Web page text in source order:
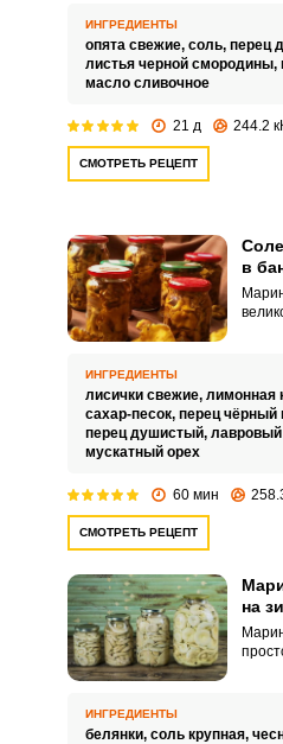
и
ИНГРЕДИЕНТЫ
опята свежие, соль, перец
листья черной смородины,
масло сливочное
21 д 244.2
СМОТРЕТЬ РЕЦЕПТ
в
их от
ИНГРЕДИЕНТЫ
лисички свежие, лимонная
сахар-песок, перец чёрный
перец душистый, лавровый
мускатный орех
60 мин
СМОТРЕТЬ РЕЦЕПТ
на
чего
ИНГРЕДИЕНТЫ
белянки, соль крупная,